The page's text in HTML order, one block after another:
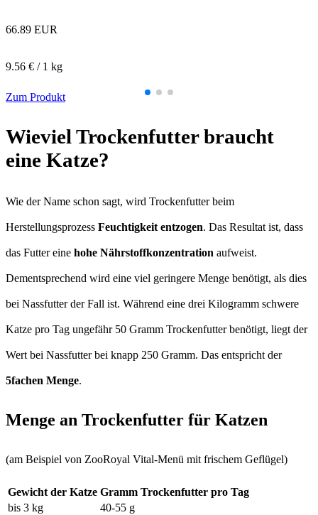
66.89 EUR
9.56 € / 1 kg
Zum Produkt
Wieviel Trockenfutter braucht
eine Katze?
Wie der Name schon sagt, wird Trockenfutter beim
Herstellungsprozess Feuchtigkeit entzogen. Das Resultat ist, dass
das Futter eine hohe Nährstoffkonzentration aufweist.
Dementsprechend wird eine viel geringere Menge benötigt, als dies
bei Nassfutter der Fall ist. Während eine drei Kilogramm schwere
Katze pro Tag ungefähr 50 Gramm Trockenfutter benötigt, liegt der
Wert bei Nassfutter bei knapp 250 Gramm. Das entspricht der
5fachen Menge.
Menge an Trockenfutter für Katzen
(am Beispiel von ZooRoyal Vital-Menü mit frischem Geflügel)
Gewicht der Katze Gramm Trockenfutter pro Tag
bis 3 kg
40-55 g